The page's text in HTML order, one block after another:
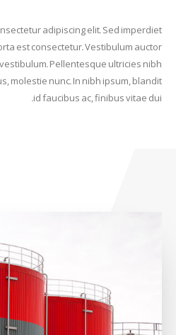
adipiscing elit. Sed imperdiet
est consectetur. Vestibulum auctor
Pellentesque ultricies nibh
molestie nunc. In nibh ipsum, blandit
id faucibus ac, finibus vitae dui.